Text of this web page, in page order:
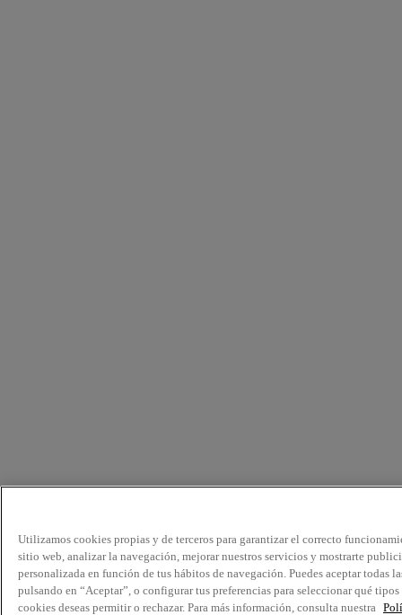
Utilizamos cookies propias y de terceros para garantizar el correcto
sitio web, analizar la navegación, mejorar nuestros servicios y mostrarte
personalizada en función de tus hábitos de navegación. Puedes aceptar todas
pulsando en “Aceptar”, o configurar tus preferencias para seleccionar qué tipos
cookies deseas permitir o rechazar. Para más información, consulta nuestra